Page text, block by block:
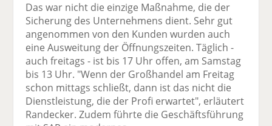
Das war nicht die einzige Maßnahme, die der
Sicherung des Unternehmens dient. Sehr gut
angenommen von den Kunden wurden auch
eine Ausweitung der Öffnungszeiten. Täglich -
auch freitags - ist bis 17 Uhr offen, am Samstag
bis 13 Uhr. "Wenn der Großhandel am Freitag
schon mittags schließt, dann ist das nicht die
Dienstleistung, die der Profi erwartet", erläutert
Randecker. Zudem führte die Geschäftsführung